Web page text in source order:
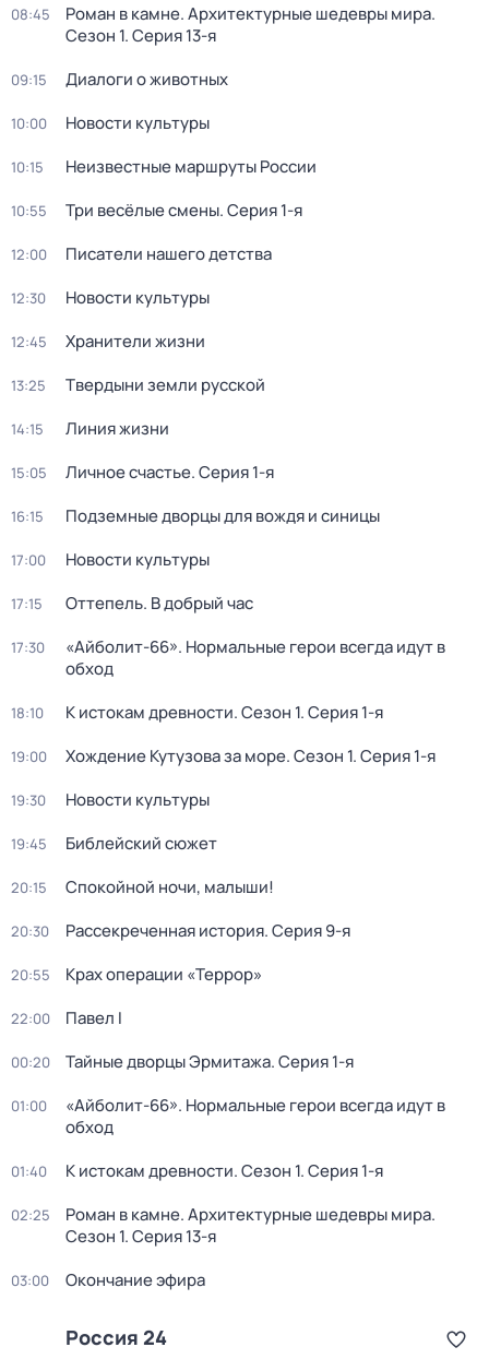
08:45 Роман в камне. Архитектурные шедевры мира.
Сезон 1. Серия 13-я
09:15 Диалоги о животных
10:00 Новости культуры
10:15 Неизвестные маршруты России
10:55 Три весёлые смены. Серия 1-я
12:00 Писатели нашего детства
12:30 Новости культуры
12:45 Хранители жизни
13:25 Твердыни земли русской
14:15 Линия жизни
15:05 Личное счастье. Серия 1-я
16:15 Подземные дворцы для вождя и синицы
17:00 Новости культуры
17:15 Оттепель. В добрый час
17:30
«Айболит-66». Нормальные герои всегда идут в
обход
18:10 К истокам древности. Сезон 1. Серия 1-я
19:00 Хождение Кутузова за море. Сезон 1. Серия 1-я
19:30 Новости культуры
19:45 Библейский сюжет
20:15 Спокойной ночи, малыши!
20:30 Рассекреченная история. Серия 9-я
20:55 Крах операции «Террор»
22:00 Павел I
00:20 Тайные дворцы Эрмитажа. Серия 1-я
01:00
«Айболит-66». Нормальные герои всегда идут в
обход
01:40 К истокам древности. Сезон 1. Серия 1-я
02:25 Роман в камне. Архитектурные шедевры мира.
Сезон 1. Серия 13-я
03:00 Окончание эфира
Россия 24